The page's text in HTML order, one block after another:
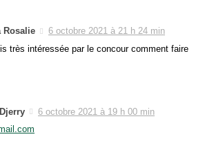
Rosalie
6 octobre 2021 à 21 h 24 min
très intéressée par le concour comment faire
6 octobre 2021 à 19 h 00 min